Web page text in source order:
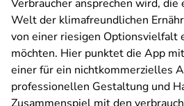
Verbraucher ansprechen wird, die
Welt der klimafreundlichen
von einer riesigen Optionsvielfalt
möchten. Hier punktet die App
einer für ein nichtkommerzielles
professionellen Gestaltung und